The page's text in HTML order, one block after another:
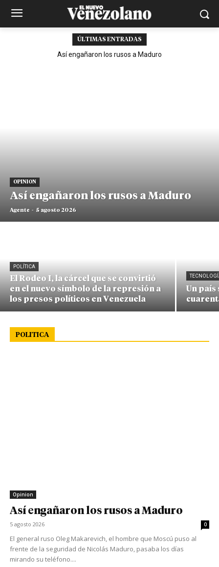
ÚLTIMAS ENTRADAS
Así engañaron los rusos a Maduro
OPINION
Así engañaron los rusos a Maduro
Agente - 5 agosto 2026
POLÍTICA
El Rodeo I, la cárcel que se convirtió
en el nuevo símbolo de la represión a
los presos políticos en Venezuela
Un país
POLITICA
Opinion
Así engañaron los rusos a Maduro
5 agosto 2026 0
El general ruso Oleg Makarevich, el hombre que Moscú puso al
frente de la seguridad de Nicolás Maduro, pasaba los días
mirando su teléfono....